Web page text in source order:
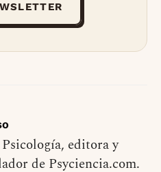
editora y
de Psyciencia.com.